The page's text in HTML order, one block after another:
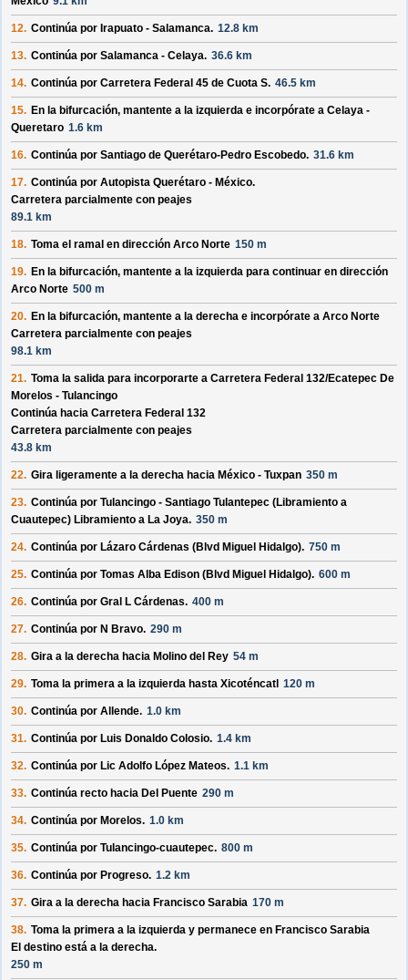
12. Continúa por Irapuato - Salamanca. 12.8 km
13. Continúa por Salamanca - Celaya. 36.6 km
14. Continúa por Carretera Federal 45 de Cuota S. 46.5 km
15. En la bifurcación, mantente a la izquierda e incorpórate a Celaya -
Queretaro 1.6 km
16. Continúa por Santiago de Querétaro-Pedro Escobedo. 31.6 km
17. Continúa por Autopista Querétaro - México.
Carretera parcialmente con peajes
89.1 km
18. Toma el ramal en dirección Arco Norte 150 m
19. En la bifurcación, mantente a la izquierda para continuar en dirección
Arco Norte 500 m
20. En la bifurcación, mantente a la derecha e incorpórate a Arco Norte
Carretera parcialmente con peajes
98.1 km
21. Toma la salida para incorporarte a Carretera Federal 132/Ecatepec De
Morelos - Tulancingo
Continúa hacia Carretera Federal 132
Carretera parcialmente con peajes
43.8 km
22. Gira ligeramente a la derecha hacia México - Tuxpan 350 m
23. Continúa por Tulancingo - Santiago Tulantepec (Libramiento a
Cuautepec) Libramiento a La Joya. 350 m
24. Continúa por Lázaro Cárdenas (Blvd Miguel Hidalgo). 750 m
25. Continúa por Tomas Alba Edison (Blvd Miguel Hidalgo). 600 m
26. Continúa por Gral L Cárdenas. 400 m
27. Continúa por N Bravo. 290 m
28. Gira a la derecha hacia Molino del Rey 54 m
29. Toma la primera a la izquierda hasta Xicoténcatl 120 m
30. Continúa por Allende. 1.0 km
31. Continúa por Luis Donaldo Colosio. 1.4 km
32. Continúa por Lic Adolfo López Mateos. 1.1 km
33. Continúa recto hacia Del Puente 290 m
34. Continúa por Morelos. 1.0 km
35. Continúa por Tulancingo-cuautepec. 800 m
36. Continúa por Progreso. 1.2 km
37. Gira a la derecha hacia Francisco Sarabia 170 m
38. Toma la primera a la izquierda y permanece en Francisco Sarabia
El destino está a la derecha.
250 m